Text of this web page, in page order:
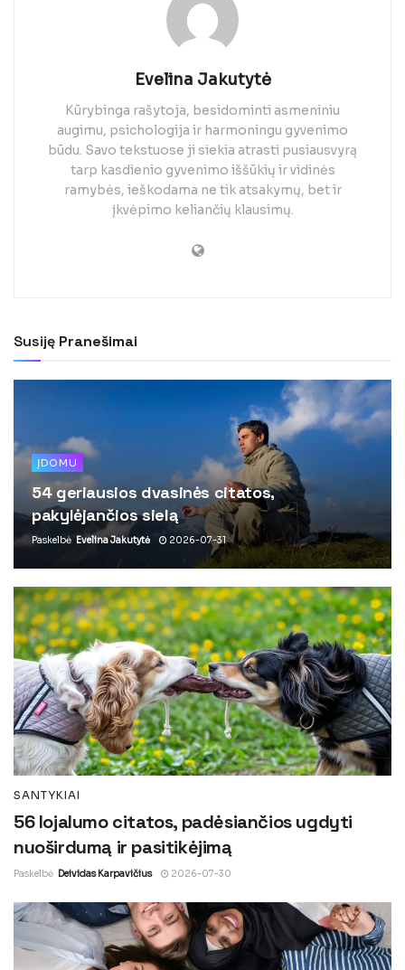
Evelina Jakutytė
Kūrybinga rašytoja, besidominti asmeniniu
augimu, psichologija ir harmoningu gyvenimo
būdu. Savo tekstuose ji siekia atrasti pusiausvyrą
tarp kasdienio gyvenimo iššūkių ir vidinės
ramybės, ieškodama ne tik atsakymų, bet ir
įkvėpimo keliančių klausimų.
Susiję Pranešimai
ĮDOMU
54 geriausios dvasinės citatos,
pakylėjančios sielą
Paskelbė Evelina Jakutytė 2026-07-31
SANTYKIAI
56 lojalumo citatos, padėsiančios ugdyti
nuoširdumą ir pasitikėjimą
Paskelbė Deividas Karpavičius 2026-07-30